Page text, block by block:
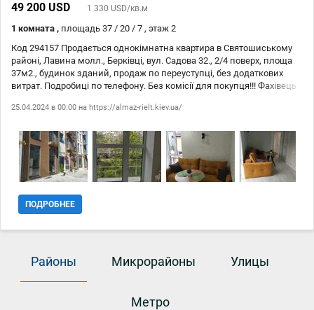
49 200 USD
1 330 USD/кв.м
1 комната , площадь 37 / 20 / 7 , этаж 2
Код 294157 Продається однокімнатна квартира в Святошиському
районі, Лавина молл., Берківці, вул. Садова 32., 2/4 поверх, площа
37м2., будинок зданий, продаж по переуступці, без додаткових
витрат. Подробиці по телефону. Без комісії для покупця!!! Фахівець
25.04.2024 в 00:00 на https://almaz-rielt.kiev.ua/
ПОДРОБНЕЕ
Районы Микрорайоны Улицы
Метро